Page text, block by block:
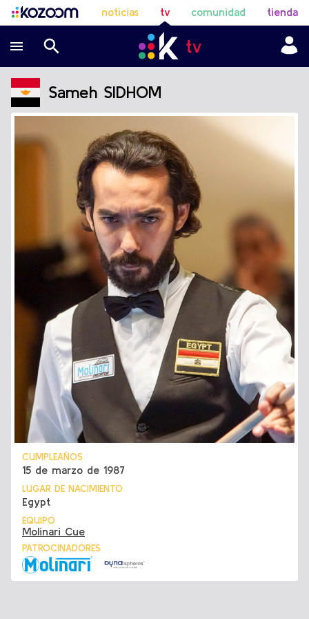
noticias tv comunidad tienda
Sameh SIDHOM
CUMPLEAÑOS
15 de marzo de 1987
LUGAR DE NACIMIENTO
Egypt
EQUIPO
Molinari Cue
PATROCINADORES